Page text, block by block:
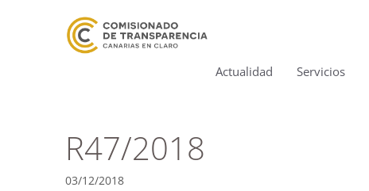
Actualidad Servicios
R47/2018
03/12/2018